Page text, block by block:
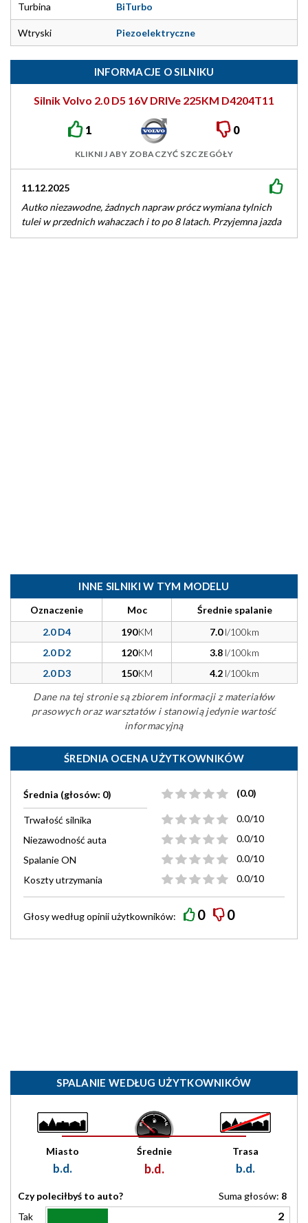
Turbina BiTurbo
Wtryski Piezoelektryczne
INFORMACJE O SILNIKU
Silnik Volvo 2.0 D5 16V DRIVe 225KM D4204T11
1 0
KLIKNIJ ABY ZOBACZYĆ SZCZEGÓŁY
11.12.2025
Autko niezawodne, żadnych napraw prócz wymiana tylnich
tulei w przednich wahaczach i to po 8 latach. Przyjemna jazda
na długich…
INNE SILNIKI W TYM MODELU
Oznaczenie Moc
Średnie spalanie
2.0 D4
190KM 7.0l/100km
2.0 D2
120KM 3.8 l/100km
2.0 D3
150KM 4.2 l/100km
Dane na tej stronie są zbiorem informacji z materiałów
prasowych oraz warsztatów i stanowią jedynie wartość
informacyjną
ŚREDNIA OCENA UŻYTKOWNIKÓW
Średnia (głosów: 0) (0.0)
Trwałość silnika
0.0/10
Niezawodność auta
0.0/10
Spalanie ON
0.0/10
Koszty utrzymania
0.0/10
Głosy wedługopiniiużytkowników: 0 0
SPALANIE WEDŁUG UŻYTKOWNIKÓW
Miasto
b.d.
Średnie
b.d.
Trasa
b.d.
Czy poleciłbyś to auto? Suma głosów: 8
Tak
2